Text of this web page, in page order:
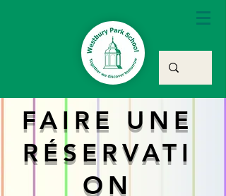
FAIRE UNE
RÉSERVATI
ON